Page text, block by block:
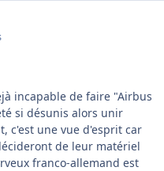
incapable de faire "Airbus
si désunis alors unir
c'est une vue d'esprit car
de leur matériel
franco-allemand est